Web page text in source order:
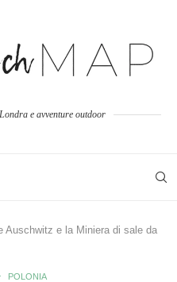
e avventure outdoor
Auschwitz e la Miniera di sale da
POLONIA